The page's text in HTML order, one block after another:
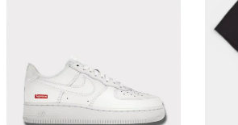
円 ～ 円
Tシャツ・ロングスリーブ